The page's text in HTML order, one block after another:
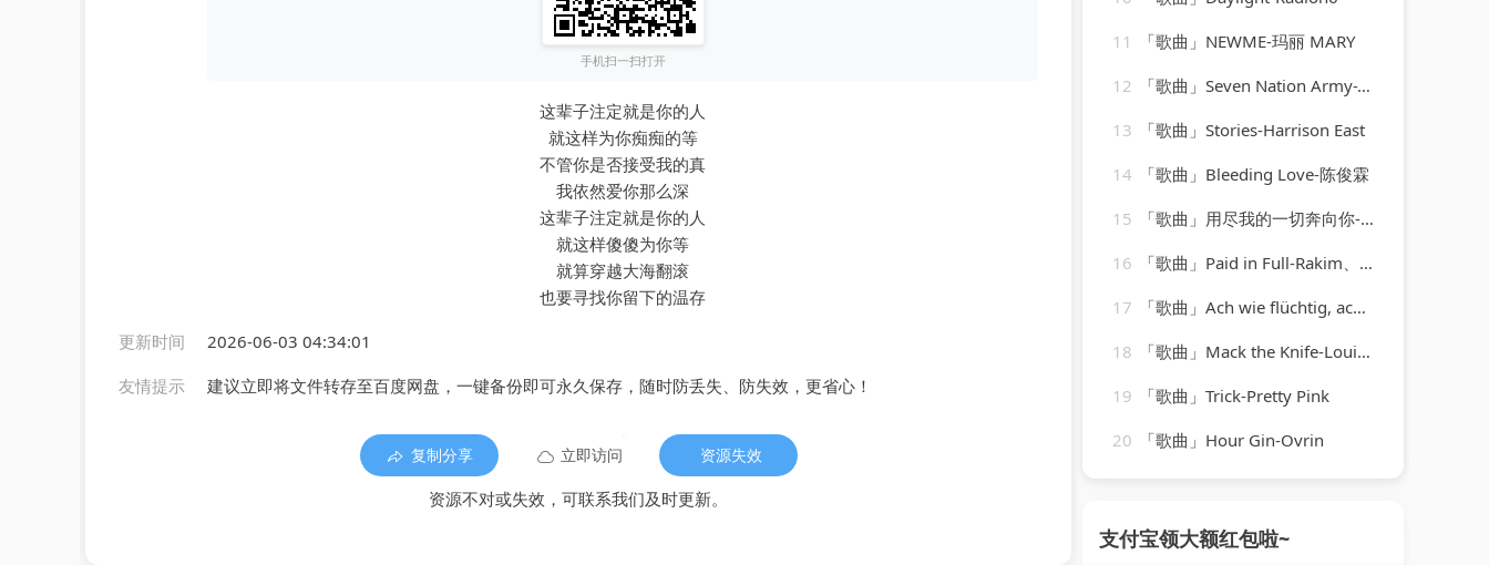
手机扫一扫打开
这辈子注定就是你的人
就这样为你痴痴的等
不管你是否接受我的真
我依然爱你那么深
这辈子注定就是你的人
就这样傻傻为你等
就算穿越大海翻滚
也要寻找你留下的温存
更新时间
2026-06-03 04:34:01
友情提示
建议立即将文件转存至百度网盘，一键备份即可永久保存，随时防丢失、防失效，更省心！
复制分享 立即访问 资源失效
资源不对或失效，可联系我们及时更新。
11
「歌曲」NEWME-玛丽 MARY
12
「歌曲」Seven Nation Army-The Vocal Masters
13
「歌曲」Stories-Harrison East
14
「歌曲」Bleeding Love-陈俊霖
15
「歌曲」用尽我的一切奔向你-孤弋
16
「歌曲」Paid in Full-Rakim、Eric B
17
「歌曲」Ach wie flüchtig, ach wie nichtig, BWV 26 VI. Ach wie flüchtig, ach wie nichtig
18
「歌曲」Mack the Knife-Louis Armstrong
19
「歌曲」Trick-Pretty Pink
20
「歌曲」Hour Gin-Ovrin
支付宝领大额红包啦~